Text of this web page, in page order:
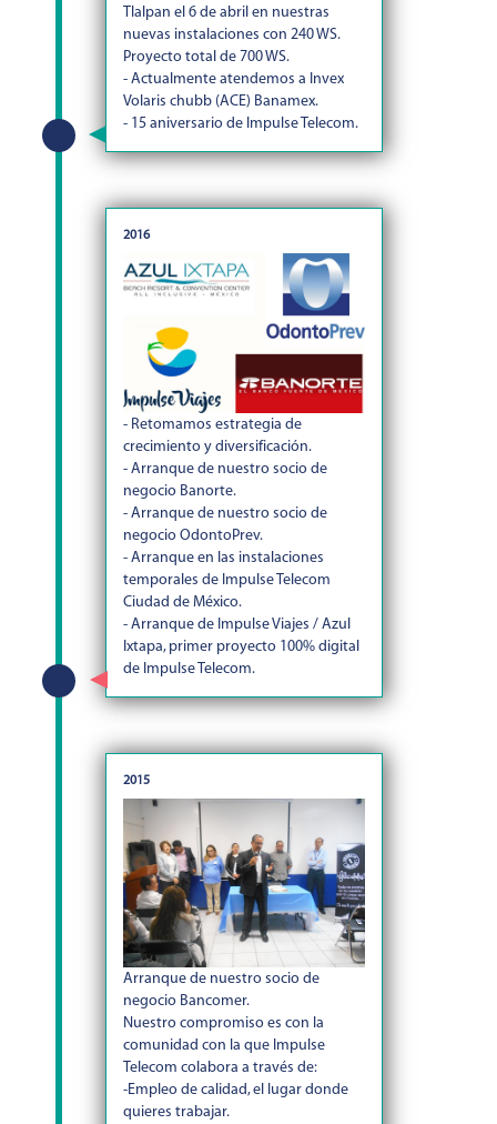
Tlalpan el 6 de abril en nuestras
nuevas instalaciones con 240 WS.
Proyecto total de 700 WS.
- Actualmente atendemos a Invex
Volaris chubb (ACE) Banamex.
- 15 aniversario de Impulse Telecom.
2016
- Retomamos estrategia de
crecimiento y diversificación.
- Arranque de nuestro socio de
negocio Banorte.
- Arranque de nuestro socio de
negocio OdontoPrev.
- Arranque en las instalaciones
temporales de Impulse Telecom
Ciudad de México.
- Arranque de Impulse Viajes / Azul
Ixtapa, primer proyecto 100% digital
de Impulse Telecom.
2015
Arranque de nuestro socio de
negocio Bancomer.
Nuestro compromiso es con la
comunidad con la que Impulse
Telecom colabora a través de:
-Empleo de calidad, el lugar donde
quieres trabajar.